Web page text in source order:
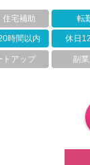
住宅補助 転
時間以内 休日
トアップ 副